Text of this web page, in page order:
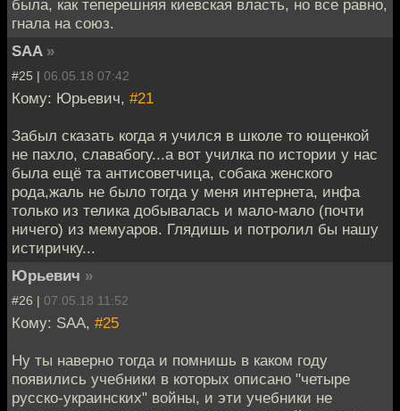
была, как теперешняя киевская власть, но все равно,
гнала на союз.
SAA »
#25 | 06.05.18 07:42
Кому: Юрьевич, #21
Забыл сказать когда я учился в школе то ющенкой
не пахло, славабогу...а вот училка по истории у нас
была ещё та антисоветчица, собака женского
рода,жаль не было тогда у меня интернета, инфа
только из телика добывалась и мало-мало (почти
ничего) из мемуаров. Глядишь и потролил бы нашу
истиричку...
Юрьевич »
#26 | 07.05.18 11:52
Кому: SAA, #25
Ну ты наверно тогда и помнишь в каком году
появились учебники в которых описано "четыре
русско-украинских" войны, и эти учебники не